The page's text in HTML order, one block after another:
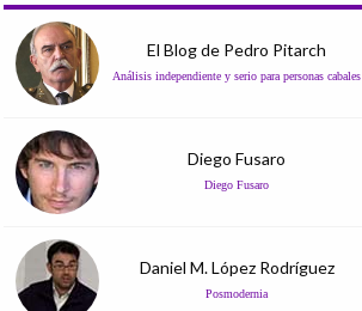
El Blog de Pedro Pitarch
Análisis independiente y serio para personas cabales
Diego Fusaro
Diego Fusaro
Daniel M. López Rodríguez
Posmodernia